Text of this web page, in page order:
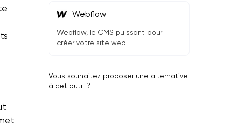
Webflow
Webflow, le CMS puissant pour
créer votre site web
Vous souhaitez proposer une alternative
à cet outil ?